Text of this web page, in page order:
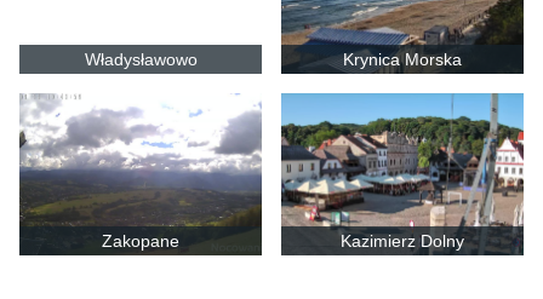
Władysławowo Krynica Morska
Zakopane Kazimierz Dolny